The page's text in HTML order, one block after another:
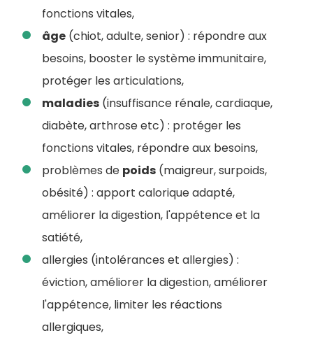
fonctions vitales,
âge (chiot, adulte, senior) : répondre aux
besoins, booster le système immunitaire,
protéger les articulations,
maladies (insuffisance rénale, cardiaque,
diabète, arthrose etc) : protéger les
fonctions vitales, répondre aux besoins,
problèmes de poids (maigreur, surpoids,
obésité) : apport calorique adapté,
améliorer la digestion, l'appétence et la
satiété,
allergies (intolérances et allergies) :
éviction, améliorer la digestion, améliorer
l'appétence, limiter les réactions
allergiques,